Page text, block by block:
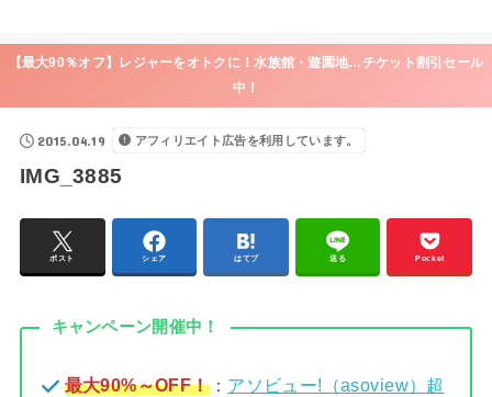
【最大90％オフ】レジャーをオトクに！水族館・遊園地…チケット割引セール
中！
2015.04.19 アフィリエイト広告を利用しています。
IMG_3885
ポスト シェア はてブ 送る Pocket
キャンペーン開催中！
最大90%～OFF！： アソビュー!（asoview）超